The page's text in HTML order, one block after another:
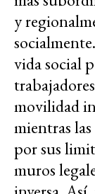
y
vida social
movilidad
mientras
por sus
muros